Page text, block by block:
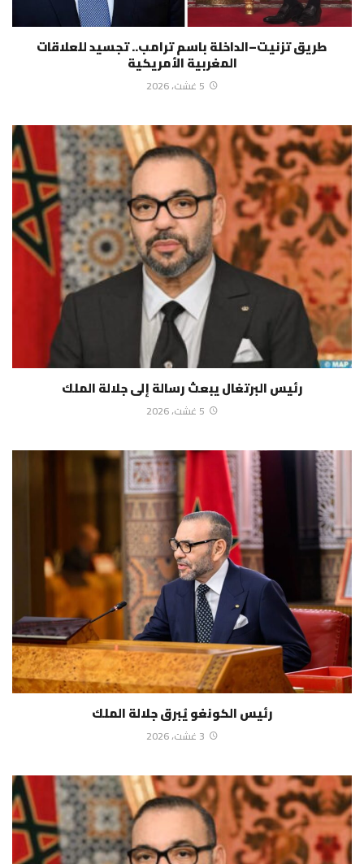
طريق تزنيت–الداخلة باسم ترامب.. تجسيد للعلاقات
المغربية الأمريكية
5 غشت، 2026
رئيس البرتغال يبعث رسالة إلى جلالة الملك
5 غشت، 2026
رئيس الكونغو يُبرق جلالة الملك
3 غشت، 2026